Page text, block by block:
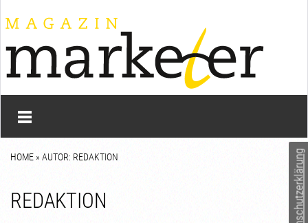
HOME » AUTOR: REDAKTION
REDAKTION